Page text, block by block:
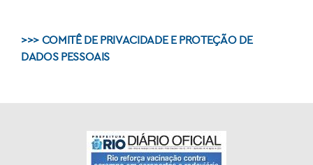
>>> COMITÊ DE PRIVACIDADE E PROTEÇÃO DE
DADOS PESSOAIS